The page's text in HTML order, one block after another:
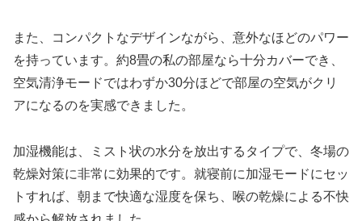
また、コンパクトなデザインながら、意外なほどのパワー
を持っています。約8畳の私の部屋なら十分カバーでき、
空気清浄モードではわずか30分ほどで部屋の空気がクリ
アになるのを実感できました。
加湿機能は、ミスト状の水分を放出するタイプで、冬場の
乾燥対策に非常に効果的です。就寝前に加湿モードにセッ
トすれば、朝まで快適な湿度を保ち、喉の乾燥による不快